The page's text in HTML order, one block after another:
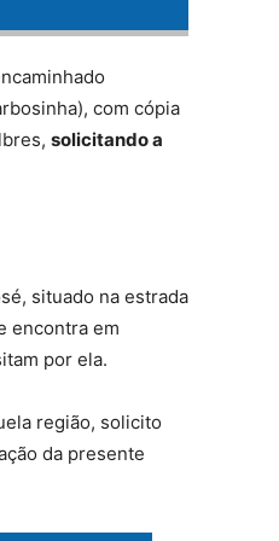
com cópia
solicitando a
situado na estrada
encontra em
por ela.
região, solicito
da presente